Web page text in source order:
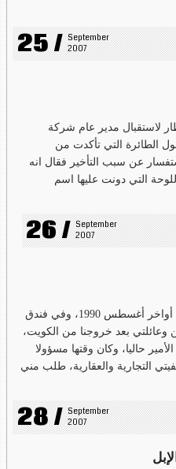
25 / September
2007
لاستقبال مدير عام شركة
الطائرة التي تأكدت من
عن سبب التأخير فقال انه
التي دونت عليها اسم
26 / September
2007
التقيت في سنة الغزو، وبالدقة في أواخر أغسطس 1990، وفي فندق
بعد خروجنا من الكويت،
حاليا، وكان وقتها مسؤولا
التجارية والعقارية، طلب مني
28 / September
2007